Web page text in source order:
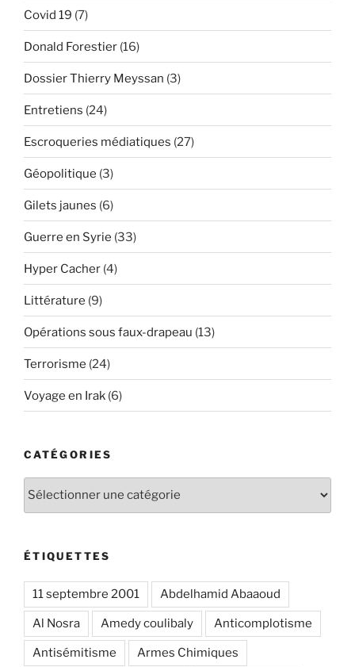
Covid 19 (7)
Donald Forestier (16)
Dossier Thierry Meyssan (3)
Entretiens (24)
Escroqueries médiatiques (27)
Géopolitique (3)
Gilets jaunes (6)
Guerre en Syrie (33)
Hyper Cacher (4)
Littérature (9)
Opérations sous faux-drapeau (13)
Terrorisme (24)
Voyage en Irak (6)
CATÉGORIES
Catégories
ÉTIQUETTES
11 septembre 2001 Abdelhamid Abaaoud
Al Nosra Amedy coulibaly Anticomplotisme
Antisémitisme Armes Chimiques